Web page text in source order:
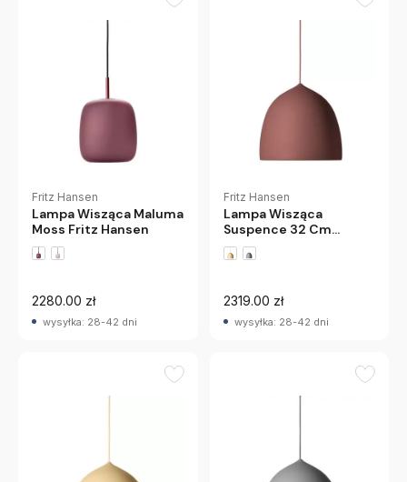
Fritz Hansen
Lampa Wisząca Maluma
Moss Fritz Hansen
2280.00 zł
wysyłka: 28-42 dni
Fritz Hansen
Lampa Wisząca
Suspence 32 Cm
Burgundowa Fritz
Hansen
2319.00 zł
wysyłka: 28-42 dni